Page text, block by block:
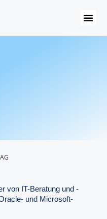
von IT-Beratung und -
und Microsoft-